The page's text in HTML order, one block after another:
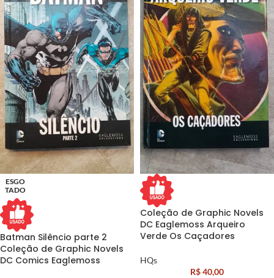
ESGO
TADO
Batman Silêncio parte 2
Coleção de Graphic Novels
DC Comics Eaglemoss
Coleção de Graphic Novels
DC Eaglemoss Arqueiro
Verde Os Caçadores
HQs
R$40,00